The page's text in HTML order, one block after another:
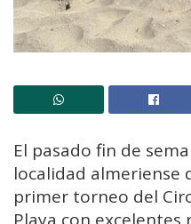
El pasado fin de
localidad almeriense
primer torneo del